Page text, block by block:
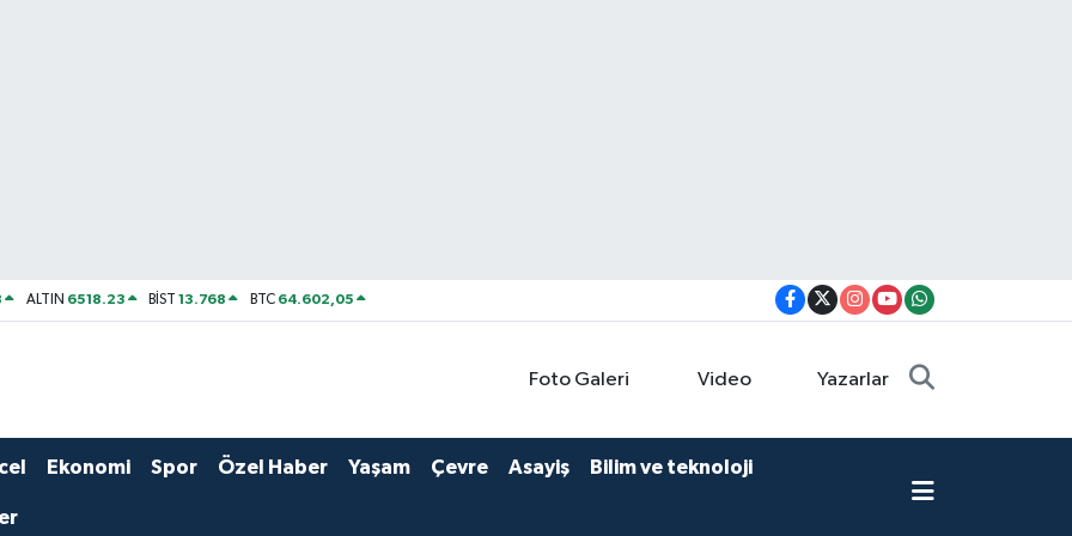
ALTIN 6518.23 BİST13.768 BTC 64.602,05
Foto Galeri Video Yazarlar
Ekonomi Spor Özel Haber Yaşam Çevre Asayiş Bilim ve teknoloji